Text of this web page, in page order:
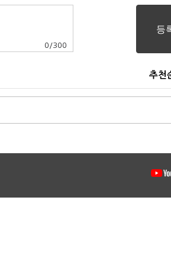
0 /300
추천